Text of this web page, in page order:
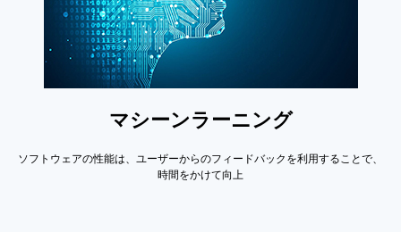
マシーンラーニング
ソフトウェアの性能は、ユーザーからのフィードバックを利用することで、
時間をかけて向上